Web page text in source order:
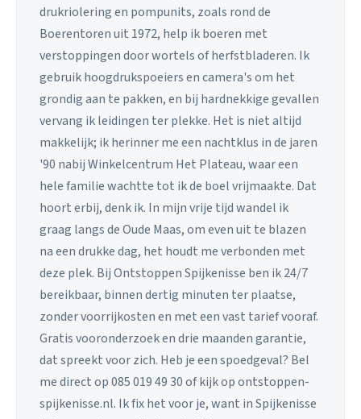
drukriolering en pompunits, zoals rond de
Boerentoren uit 1972, help ik boeren met
verstoppingen door wortels of herfstbladeren. Ik
gebruik hoogdrukspoeiers en camera's om het
grondig aan te pakken, en bij hardnekkige gevallen
vervang ik leidingen ter plekke. Het is niet altijd
makkelijk; ik herinner me een nachtklus in de jaren
'90 nabij Winkelcentrum Het Plateau, waar een
hele familie wachtte tot ik de boel vrijmaakte. Dat
hoort erbij, denk ik. In mijn vrije tijd wandel ik
graag langs de Oude Maas, om even uit te blazen
na een drukke dag, het houdt me verbonden met
deze plek. Bij Ontstoppen Spijkenisse ben ik 24/7
bereikbaar, binnen dertig minuten ter plaatse,
zonder voorrijkosten en met een vast tarief vooraf.
Gratis vooronderzoek en drie maanden garantie,
dat spreekt voor zich. Heb je een spoedgeval? Bel
me direct op 085 019 49 30 of kijk op ontstoppen-
spijkenisse.nl. Ik fix het voor je, want in Spijkenisse